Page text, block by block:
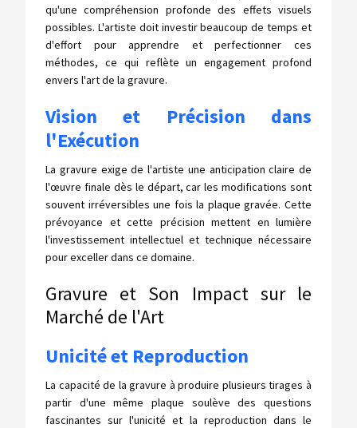
qu'une compréhension profonde des effets visuels
possibles. L'artiste doit investir beaucoup de temps et
d'effort pour apprendre et perfectionner ces
méthodes, ce qui reflète un engagement profond
envers l'art de la gravure.
Vision et Précision dans
l'Exécution
La gravure exige de l'artiste une anticipation claire de
l'œuvre finale dès le départ, car les modifications sont
souvent irréversibles une fois la plaque gravée. Cette
prévoyance et cette précision mettent en lumière
l'investissement intellectuel et technique nécessaire
pour exceller dans ce domaine.
Gravure et Son Impact sur le
Marché de l'Art
Unicité et Reproduction
La capacité de la gravure à produire plusieurs tirages à
partir d'une même plaque soulève des questions
fascinantes sur l'unicité et la reproduction dans le